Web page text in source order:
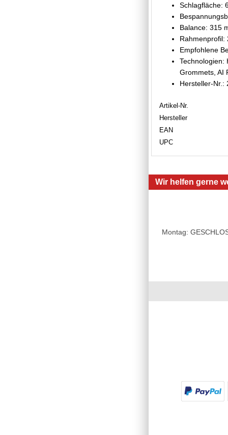
Schlagfläche:
Balance: 315
Rahmenprofil:
Empfohlene
Technologien:
Grommets, AI
Hersteller-Nr.:
Artikel-Nr.
Hersteller
EAN
UPC
Wir helfen gerne
Montag: